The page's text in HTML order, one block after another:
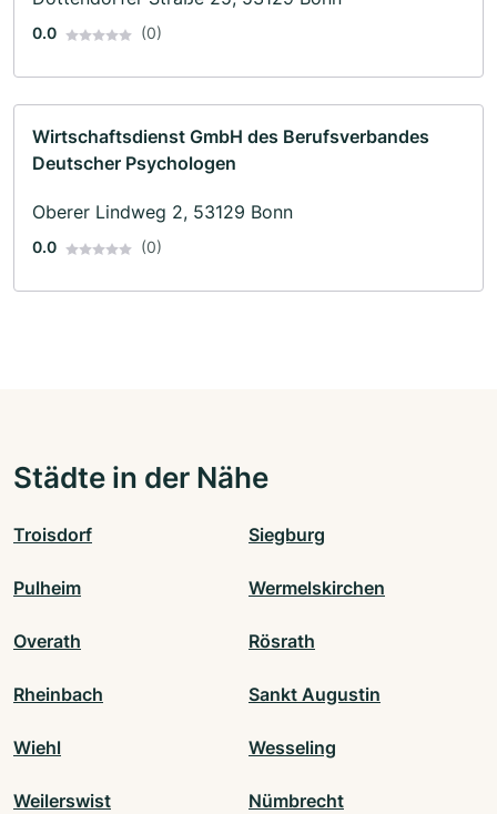
0.0 (0)
Wirtschaftsdienst GmbH des Berufsverbandes
Deutscher Psychologen
Oberer Lindweg 2, 53129 Bonn
0.0 (0)
Städte in der Nähe
Troisdorf Siegburg
Pulheim Wermelskirchen
Overath Rösrath
Rheinbach Sankt Augustin
Wiehl Wesseling
Weilerswist Nümbrecht